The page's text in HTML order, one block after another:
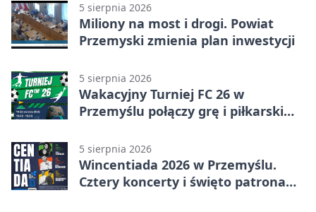
5 sierpnia 2026
Miliony na most i drogi. Powiat
Przemyski zmienia plan inwestycji
5 sierpnia 2026
Wakacyjny Turniej FC 26 w
Przemyślu połączy grę i piłkarski
5 sierpnia 2026
Wincentiada 2026 w Przemyślu.
Cztery koncerty i święto patrona